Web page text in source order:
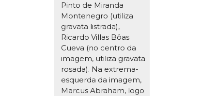
Pinto de Miranda
Montenegro (utiliza
gravata listrada),
Ricardo Villas Bôas
Cueva (no centro da
imagem, utiliza gravata
rosada). Na extrema-
esquerda da imagem,
Marcus Abraham, logo